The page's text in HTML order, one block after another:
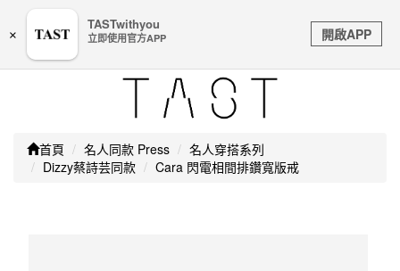
銀行帳戶或信用卡等個人資訊，如接到請立即掛斷或撥打
Toggle
navigation
首頁 名人同款 Press
名人穿搭系列
Dizzy蔡詩芸同款
Cara 閃電相間排鑽寬版戒
×
TASTwithyou
立即使用官方APP 開啟APP